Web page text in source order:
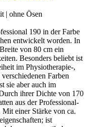
| ohne Ösen
190 in der Farbe
entwickelt worden. In
von 80 cm ein
Besonders beliebt ist
im Physiotherapie-,
Farben
sie aber auch im
ihrer Dichte von 170
aus der Professional-
einer Stärke von ca.
ist